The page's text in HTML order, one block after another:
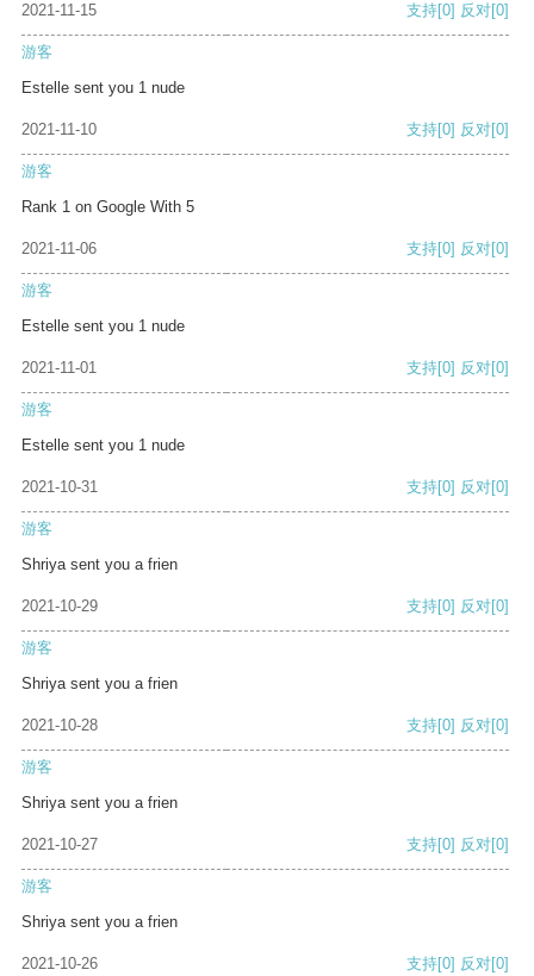
2021-11-15 支持[0] 反对[0]
游客
Estelle sent you 1 nude
2021-11-10 支持[0] 反对[0]
游客
Rank 1 on Google With 5
2021-11-06 支持[0] 反对[0]
游客
Estelle sent you 1 nude
2021-11-01 支持[0] 反对[0]
游客
Estelle sent you 1 nude
2021-10-31 支持[0] 反对[0]
游客
Shriya sent you a frien
2021-10-29 支持[0] 反对[0]
游客
Shriya sent you a frien
2021-10-28 支持[0] 反对[0]
游客
Shriya sent you a frien
2021-10-27 支持[0] 反对[0]
游客
Shriya sent you a frien
2021-10-26 支持[0] 反对[0]